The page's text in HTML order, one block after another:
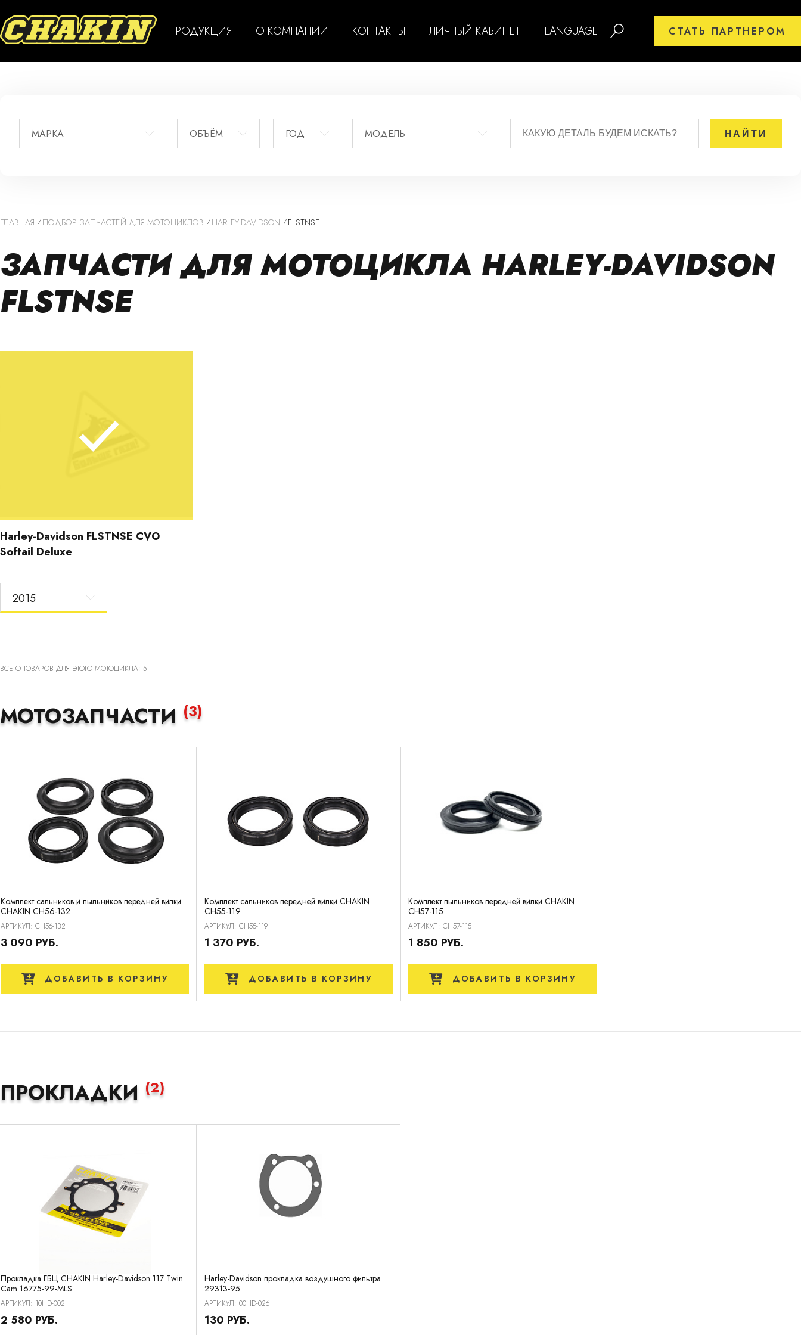
ПРОДУКЦИЯ О КОМПАНИИ КОНТАКТЫ ЛИЧНЫЙ КАБИНЕТ LANGUAGE СТАТЬ ПАРТНЕРОМ
МАРКА ОБЪЁМ ГОД МОДЕЛЬ
ГЛАВНАЯ ПОДБОР ЗАПЧАСТЕЙ ДЛЯ МОТОЦИКЛОВ HARLEY-DAVIDSON FLSTNSE
ЗАПЧАСТИ ДЛЯ МОТОЦИКЛА HARLEY-DAVIDSON
FLSTNSE
Harley-Davidson FLSTNSE CVO
Softail Deluxe
2015
ВСЕГО ТОВАРОВ ДЛЯ ЭТОГО МОТОЦИКЛА: 5
МОТОЗАПЧАСТИ (3)
Комплект сальников и пыльников передней вилки
CHAKIN CH56-132
АРТИКУЛ: CH56-132
3 090 РУБ.
ДОБАВИТЬ В КОРЗИНУ
Комплект сальников передней вилки CHAKIN
CH55-119
АРТИКУЛ: CH55-119
1 370 РУБ.
ДОБАВИТЬ В КОРЗИНУ
Комплект пыльников передней вилки CHAKIN
CH57-115
АРТИКУЛ: CH57-115
1 850 РУБ.
ДОБАВИТЬ В КОРЗИНУ
ПРОКЛАДКИ (2)
Прокладка ГБЦ CHAKIN Harley-Davidson 117 Twin
Cam 16775-99-MLS
АРТИКУЛ: 10HD-002
2 580 РУБ.
Harley-Davidson прокладка воздушного фильтра
29313-95
АРТИКУЛ: 00HD-026
130 РУБ.